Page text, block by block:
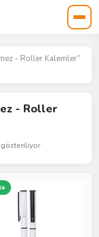
- Roller Kalemler”
- Roller
gösteriliyor